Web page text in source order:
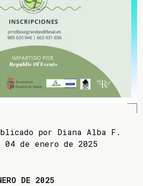
por Diana Alba F.
04 de enero de 2025
DE 2025